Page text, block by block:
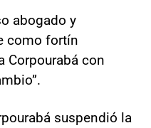
abogado y
como fortín
Corpourabá con
suspendió la